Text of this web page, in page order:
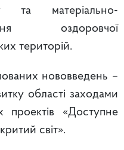
та матеріально-
оздоровчої
територій.
нововведень –
області заходами
проектів «Доступне
світ».